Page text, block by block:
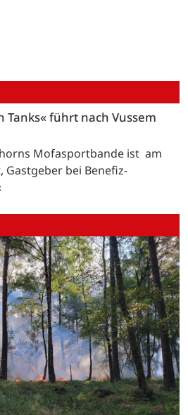
Tanks« führt nach Vussem
Mofasportbande ist am
Gastgeber bei Benefiz-